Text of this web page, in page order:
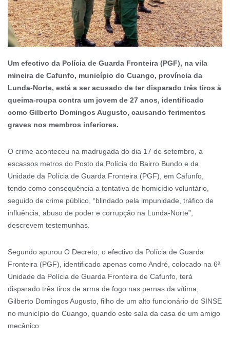
Um efectivo da Polícia de Guarda Fronteira (PGF), na vila
mineira de Cafunfo, município do Cuango, província da
Lunda-Norte, está a ser acusado de ter disparado três tiros à
queima-roupa contra um jovem de 27 anos, identificado
como Gilberto Domingos Augusto, causando ferimentos
graves nos membros inferiores.
O crime aconteceu na madrugada do dia 17 de setembro, a
escassos metros do Posto da Polícia do Bairro Bundo e da
Unidade da Polícia de Guarda Fronteira (PGF), em Cafunfo,
tendo como consequência a tentativa de homicídio voluntário,
seguido de crime público, “blindado pela impunidade, tráfico de
influência, abuso de poder e corrupção na Lunda-Norte”,
descrevem testemunhas.
Segundo apurou O Decreto, o efectivo da Polícia de Guarda
Fronteira (PGF), identificado apenas como André, colocado na 6ª
Unidade da Polícia de Guarda Fronteira de Cafunfo, terá
disparado três tiros de arma de fogo nas pernas da vítima,
Gilberto Domingos Augusto, filho de um alto funcionário do SINSE
no município do Cuango, quando este saía da casa de um amigo
mecânico.